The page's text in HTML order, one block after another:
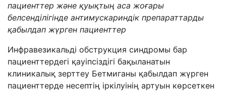
пациенттер және қуықтың аса жоғары
белсенділігінде антимускариндік препараттарды
қабылдап жүрген пациенттер
Инфравезикальді обструкция синдромы бар
пациенттердегі қауіпсіздігі бақыланатын
клиникалық зерттеу Бетмиганы қабылдап жүрген
пациенттерде несептің іркілуінің артуын көрсеткен